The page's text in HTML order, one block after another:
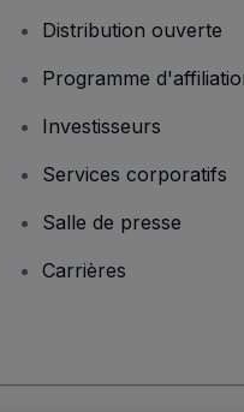
Distribution ouverte
Programme
Investisseurs
Services corporatifs
Salle de presse
Carrières